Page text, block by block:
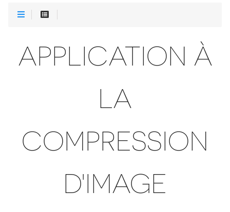
APPLICATION À
LA
COMPRESSION
D'IMAGE